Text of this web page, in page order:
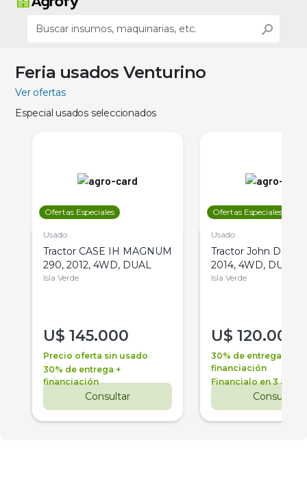
Feria usados Venturino
Ver ofertas
Especial usados seleccionados
Ofertas Especiales
Usado
Tractor CASE IH MAGNUM
290, 2012, 4WD, DUAL
Isla Verde
U$ 145.000
Precio oferta sin usado
30% de entrega +
financiación
Consultar
Ofertas Especiales
Usado
Tractor John Deere
2014, 4WD, DUAL
Isla Verde
U$ 120.000
30% de entrega +
financiación
Financialo en 3 años
Consultar